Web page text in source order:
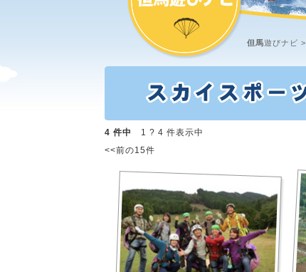
但馬遊びナビ >
4 件中
1 ? 4 件表示中
<<前の15件